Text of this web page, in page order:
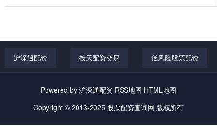
沪深通配资 按天配资交易 低风险股票配资
Powered by 沪深通配资 RSS地图 HTML地图
Copyright © 2013-2025 股票配资查询网 版权所有